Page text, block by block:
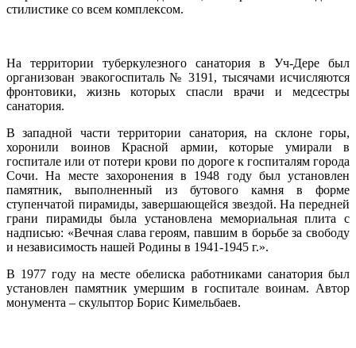
стилистике со всем комплексом.
На территории туберкулезного санатория в Уч-Дере был
организован эвакогоспиталь № 3191, тысячами исчисляются
фронтовики, жизнь которых спасли врачи и медсестры
санатория.
В западной части территории санатория, на склоне горы,
хоронили воинов Красной армии, которые умирали в
госпитале или от потери крови по дороге к госпиталям города
Сочи. На месте захоронения в 1948 году был установлен
памятник, выполненный из бутового камня в форме
ступенчатой пирамиды, завершающейся звездой. На передней
грани пирамиды была установлена мемориальная плита с
надписью: «Вечная слава героям, павшим в борьбе за свободу
и независимость нашей Родины в 1941-1945 г.».
В 1977 году на месте обелиска работниками санатория был
установлен памятник умершим в госпитале воинам. Автор
монумента – скульптор Борис Кимельбаев.